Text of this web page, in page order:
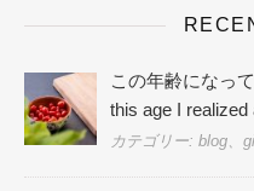
この年齢になっ
this age I
カテゴリー: blog、